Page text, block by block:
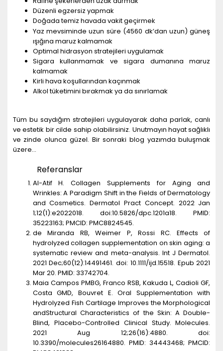
Düzenli egzersiz yapmak
Doğada temiz havada vakit geçirmek
Yaz mevsiminde uzun süre (4560 dk’dan uzun) güneş
ışığına maruz kalmamak
Optimal hidrasyon stratejileri uygulamak
Sigara kullanmamak ve sigara dumanına maruz
kalmamak
Kirli hava koşullarından kaçınmak
Alkol tüketimini bırakmak ya da sınırlamak
Tüm bu saydığım stratejileri uygulayarak daha parlak, canlı
ve estetik bir cilde sahip olabilirsiniz. Unutmayın hayat sağlıklı
ve zinde olunca güzel. Bir sonraki blog yazımda buluşmak
üzere…
Referanslar
Al-Atif H. Collagen Supplements for Aging and
Wrinkles: A Paradigm Shift in the Fields of Dermatology
and Cosmetics. Dermatol Pract Concept. 2022 Jan
1;12(1):e2022018. doi:10.5826/dpc.1201a18. PMID:
35223163; PMCID: PMC8824545.
de Miranda RB, Weimer P, Rossi RC. Effects of
hydrolyzed collagen supplementation on skin aging: a
systematic review and meta-analysis. Int J Dermatol.
2021 Dec;60(12):14491461. doi: 10.1111/ijd.15518. Epub 2021
Mar 20. PMID: 33742704.
Maia Campos PMBG, Franco RSB, Kakuda L, Cadioli GF,
Costa GMD, Bouvret E. Oral Supplementation with
Hydrolyzed Fish Cartilage Improves the Morphological
andStructural Characteristics of the Skin: A Double-
Blind, Placebo-Controlled Clinical Study. Molecules.
2021 Aug 12;26(16):4880. doi:
10.3390/molecules26164880. PMID: 34443468; PMCID: